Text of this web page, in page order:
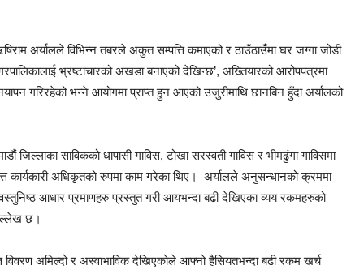
अर्यालले विभिन्न तबरले अकुत सम्पत्ति कमाएको र ठाउँठाउँमा घर जग्गा जोडी
भ्रष्टाचारको अखडा बनाएको देखिन्छ’, अख्तियारको आरोपपत्रमा
गरिरहेको भन्ने आयोगमा प्राप्त हुन आएको उजुरीमाथि छानबिन हुँदा अर्यालको
जिल्लाका साविकको धापासी गाविस, टोखा सरस्वती गाविस र भीमढुंगा गाविसमा
कार्यकारी अधिकृतको रुपमा काम गरेका थिए। अर्यालले अनुसन्धानको क्रममा
आधार प्रमाणहरु प्रस्तुत गरी आयभन्दा बढी देखिएका व्यय रकमहरुको
छ।
विवरण अमिल्दो र अस्वाभाविक देखिएकोले आफ्नो हैसियतभन्दा बढी रकम खर्च